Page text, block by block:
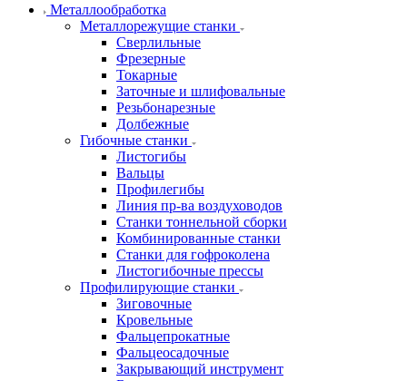
Металлообработка
Металлорежущие станки
Сверлильные
Фрезерные
Токарные
Заточные и шлифовальные
Резьбонарезные
Долбежные
Гибочные станки
Листогибы
Вальцы
Профилегибы
Линия пр-ва воздуховодов
Станки тоннельной сборки
Комбинированные станки
Станки для гофроколена
Листогибочные прессы
Профилирующие станки
Зиговочные
Кровельные
Фальцепрокатные
Фальцеосадочные
Закрывающий инструмент